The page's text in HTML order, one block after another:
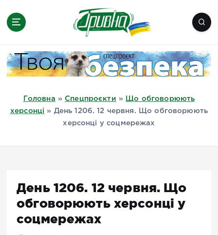
Миколаїв, Одеса, Мелітополь
Головна » Спецпроєкти »
Що обговорюють
херсонці » День 1206. 12 червня. Що обговорюють
херсонці у соцмережах
День 1206. 12 червня. Що
обговорюють херсонці у
соцмережах